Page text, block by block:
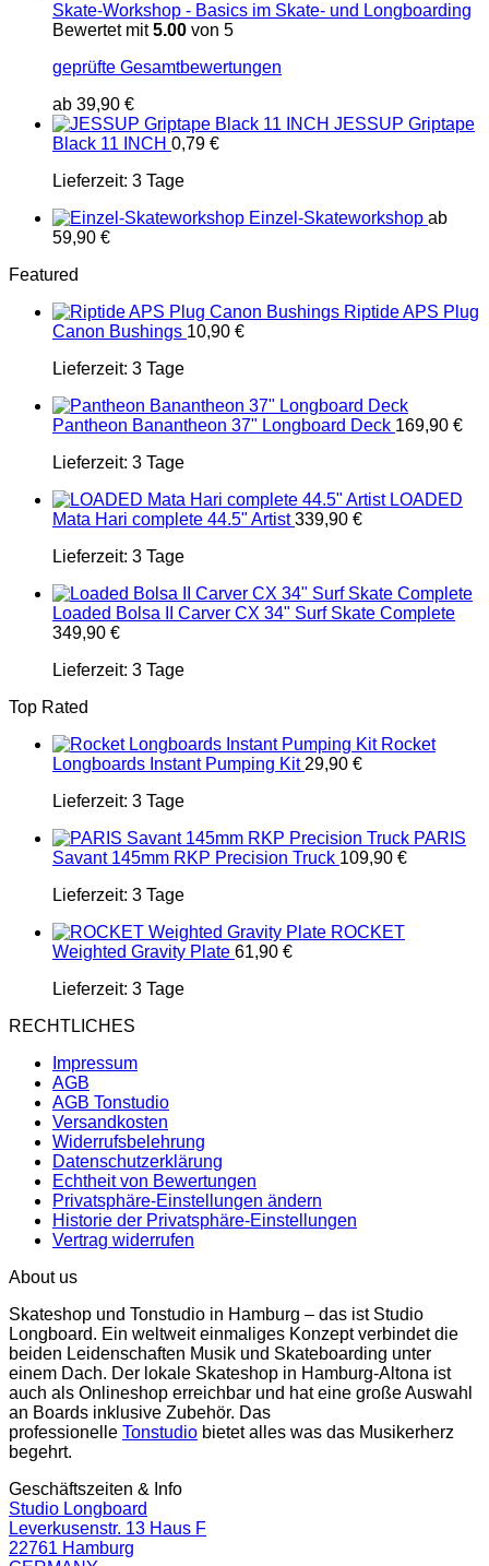
Skate-Workshop - Basics im Skate- und Longboarding
Bewertet mit5.00 von 5
geprüfte Gesamtbewertungen
ab 39,90 €
JESSUP Griptape
Black 11 INCH 0,79 €
Lieferzeit: 3 Tage
Einzel-Skateworkshop ab
59,90 €
Featured
Riptide APS Plug
Canon Bushings 10,90 €
Lieferzeit: 3 Tage
Pantheon Banantheon 37" Longboard Deck 169,90 €
Lieferzeit: 3 Tage
LOADED
Mata Hari complete 44.5" Artist 339,90 €
Lieferzeit: 3 Tage
Loaded Bolsa II Carver CX 34" Surf Skate Complete
349,90 €
Lieferzeit: 3 Tage
Top Rated
Rocket
Longboards Instant Pumping Kit 29,90 €
Lieferzeit: 3 Tage
PARIS
Savant 145mm RKP Precision Truck 109,90 €
Lieferzeit: 3 Tage
ROCKET
Weighted Gravity Plate 61,90 €
Lieferzeit: 3 Tage
RECHTLICHES
Impressum
AGB
AGB Tonstudio
Versandkosten
Widerrufsbelehrung
Datenschutzerklärung
Echtheit von Bewertungen
Privatsphäre-Einstellungen ändern
Historie der Privatsphäre-Einstellungen
Vertrag widerrufen
About us
Skateshop und Tonstudio in Hamburg – das ist Studio
Longboard. Ein weltweit einmaliges Konzept verbindet die
beiden Leidenschaften Musik und Skateboarding unter
einem Dach. Der lokale Skateshop in Hamburg-Altona ist
auch als Onlineshop erreichbar und hat eine große Auswahl
an Boards inklusive Zubehör. Das
professionelle Tonstudio bietet alles was das Musikerherz
begehrt.
Geschäftszeiten & Info
Studio Longboard
Leverkusenstr. 13 Haus F
22761 Hamburg